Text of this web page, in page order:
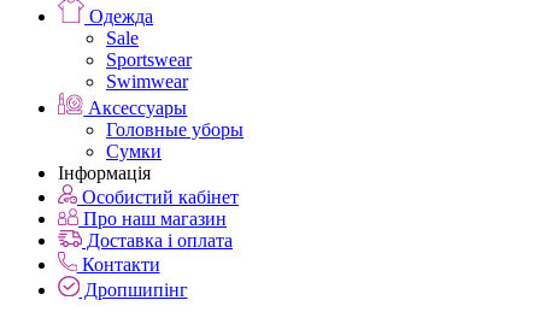
Одежда
Sale
Sportswear
Swimwear
Аксессуары
Головные уборы
Сумки
Інформація
Особистий кабінет
Про наш магазин
Доставка і оплата
Контакти
Дропшипінг